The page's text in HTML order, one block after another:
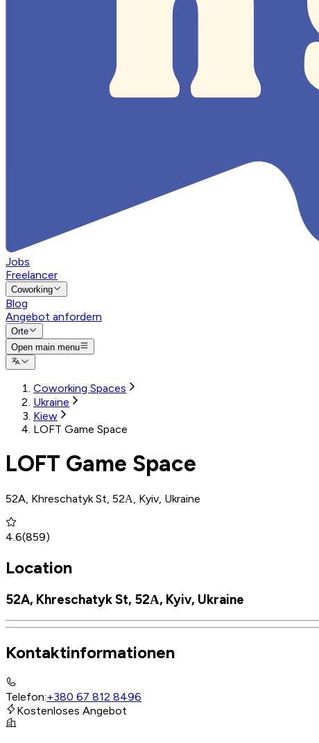
Jobs
Freelancer
Coworking
Blog
Angebot anfordern
Orte
Open main menu
Coworking Spaces
Ukraine
Kiew
LOFT Game Space
LOFT Game Space
52A, Khreschatyk St, 52А, Kyiv, Ukraine
4.6(859)
Location
52A, Khreschatyk St, 52А, Kyiv, Ukraine
Kontaktinformationen
Telefon:+380 67 812 8496
Kostenloses Angebot